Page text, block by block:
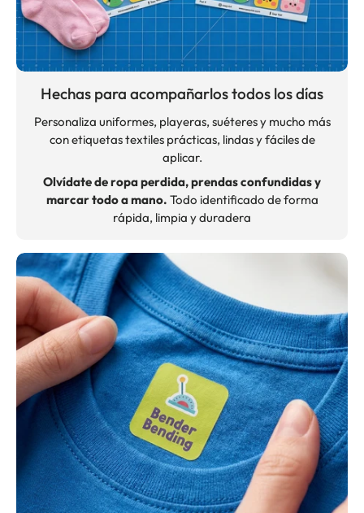
Hechas para acompañarlos todos los días
Personaliza uniformes, playeras, suéteres y mucho más
con etiquetas textiles prácticas, lindas y fáciles de
aplicar.
Olvídate de ropa perdida, prendas confundidas y
marcar todo a mano. Todo identificado de forma
rápida, limpia y duradera